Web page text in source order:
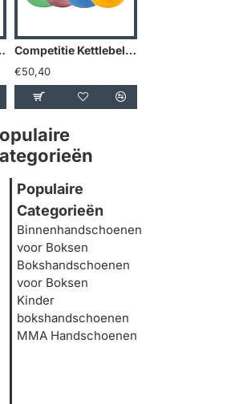
- Maat: XXS Competitie Kettlebell 4 kg - 48 kg
€50,40
Populaire
Categorieën
Binnenhandschoenen
voor Boksen
Bokshandschoenen
voor Boksen
Kinder
bokshandschoenen
MMA Handschoenen